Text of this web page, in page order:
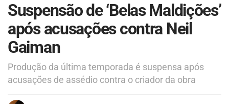
Suspensão de ‘Belas Maldições’
após acusações contra Neil
Gaiman
Produção da última temporada é suspensa após
acusações de assédio contra o criador da obra